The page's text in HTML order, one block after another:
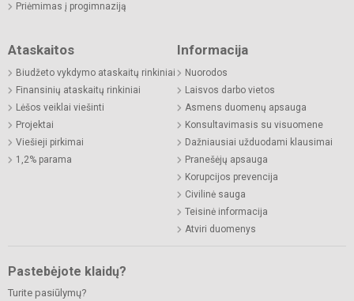
Priėmimas į progimnaziją
Ataskaitos
Biudžeto vykdymo ataskaitų rinkiniai
Finansinių ataskaitų rinkiniai
Lėšos veiklai viešinti
Projektai
Viešieji pirkimai
1,2% parama
Informacija
Nuorodos
Laisvos darbo vietos
Asmens duomenų apsauga
Konsultavimasis su visuomene
Dažniausiai užduodami klausimai
Pranešėjų apsauga
Korupcijos prevencija
Civilinė sauga
Teisinė informacija
Atviri duomenys
Pastebėjote klaidų?
Turite pasiūlymų?